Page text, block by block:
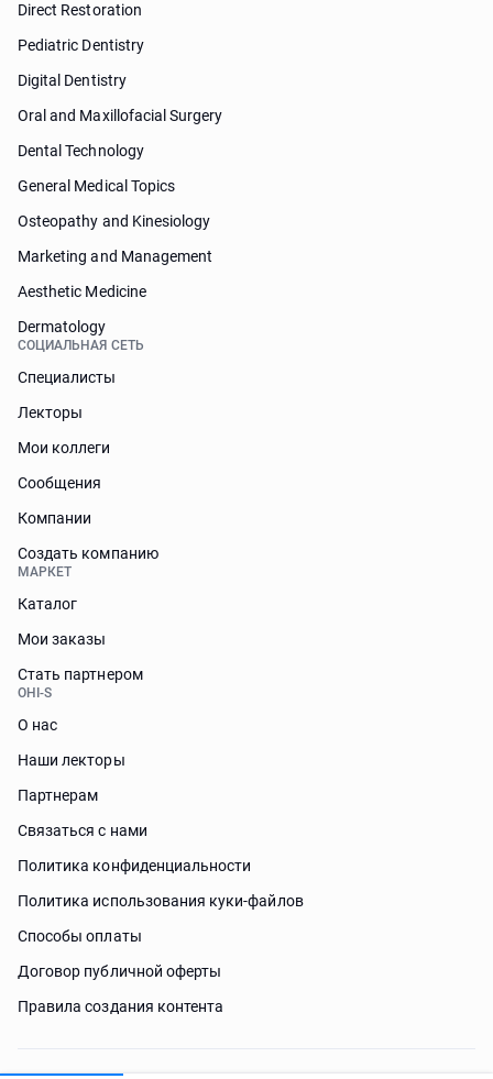
Direct Restoration
Pediatric Dentistry
Digital Dentistry
Oral and Maxillofacial Surgery
Dental Technology
General Medical Topics
Osteopathy and Kinesiology
Marketing and Management
Aesthetic Medicine
Dermatology
СОЦИАЛЬНАЯ СЕТЬ
Специалисты
Лекторы
Мои коллеги
Сообщения
Компании
Создать компанию
МАРКЕТ
Каталог
Мои заказы
Стать партнером
OHI-S
О нас
Наши лекторы
Партнерам
Связаться с нами
Политика конфиденциальности
Политика использования куки-файлов
Способы оплаты
Договор публичной оферты
Правила создания контента